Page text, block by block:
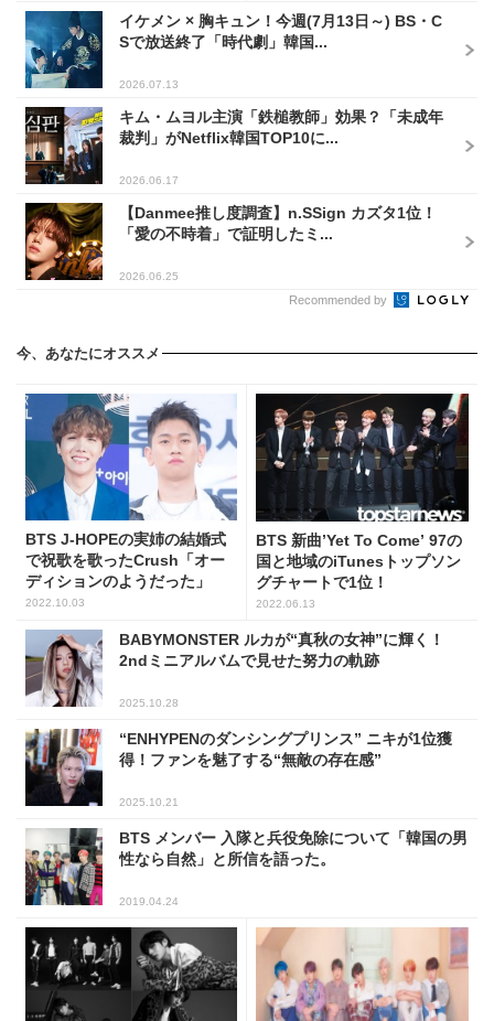
イケメン × 胸キュン！今週(7月13日～) BS・C
Sで放送終了「時代劇」韓国...
2026.07.13
キム・ムヨル主演「鉄槌教師」効果？「未成年
裁判」がNetflix韓国TOP10に...
2026.06.17
【Danmee推し度調査】n.SSign カズタ1位！
「愛の不時着」で証明したミ...
2026.06.25
Recommended by
今、あなたにオススメ
BTS J-HOPEの実姉の結婚式
で祝歌を歌ったCrush「オー
ディションのようだった」
2022.10.03
BTS 新曲’Yet To Come’ 97の
国と地域のiTunesトップソン
グチャートで1位！
2022.06.13
BABYMONSTER ルカが“真秋の女神”に輝く！
2ndミニアルバムで見せた努力の軌跡
2025.10.28
“ENHYPENのダンシングプリンス” ニキが1位獲
得！ファンを魅了する“無敵の存在感”
2025.10.21
BTS メンバー 入隊と兵役免除について「韓国の男
性なら自然」と所信を語った。
2019.04.24